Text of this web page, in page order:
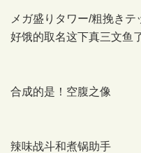
メガ盛りタワー/粗挽き
好饿的取名这下真三文鱼
合成的是！空腹之像
辣味战斗和煮锅助手